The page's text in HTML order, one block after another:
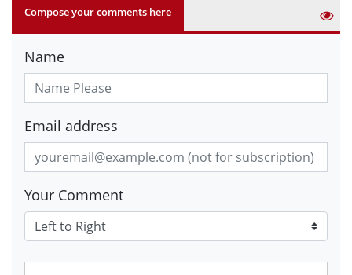
Compose your comments here
Name
Email address
Your Comment